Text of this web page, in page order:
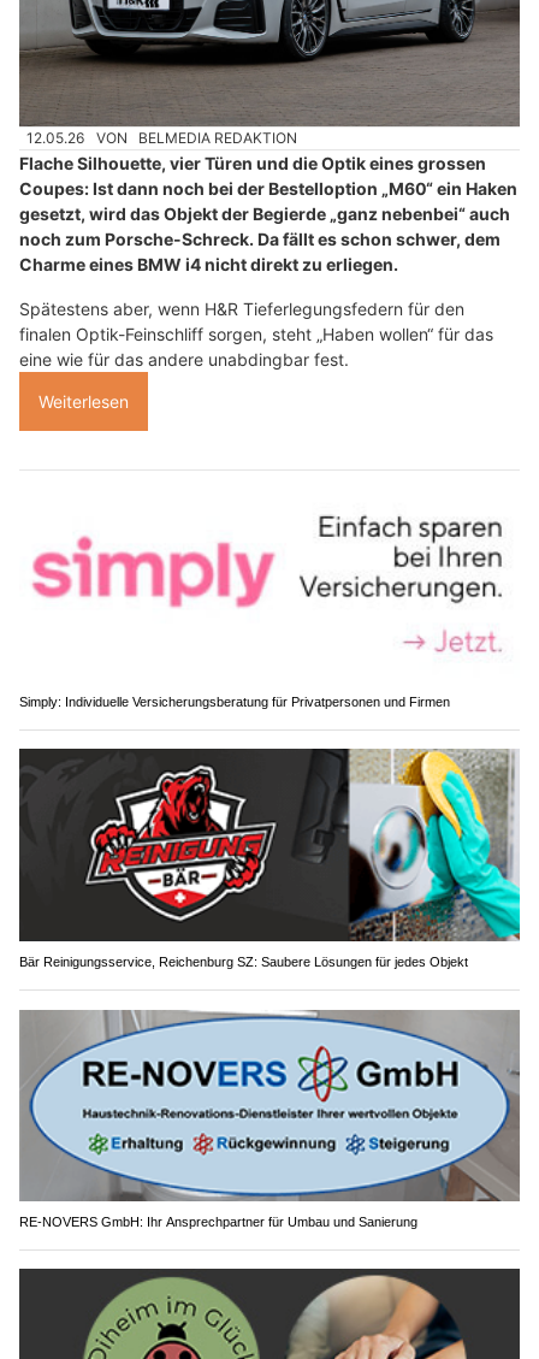
12.05.26 VON BELMEDIA REDAKTION
Flache Silhouette, vier Türen und die Optik eines grossen
Coupes: Ist dann noch bei der Bestelloption „M60“ ein Haken
gesetzt, wird das Objekt der Begierde „ganz nebenbei“ auch
noch zum Porsche-Schreck. Da fällt es schon schwer, dem
Charme eines BMW i4 nicht direkt zu erliegen.
Spätestens aber, wenn H&R Tieferlegungsfedern für den
finalen Optik-Feinschliff sorgen, steht „Haben wollen“ für das
eine wie für das andere unabdingbar fest.
Weiterlesen
Simply: Individuelle Versicherungsberatung für Privatpersonen und Firmen
Bär Reinigungsservice, Reichenburg SZ: Saubere Lösungen für jedes Objekt
RE-NOVERS GmbH: Ihr Ansprechpartner für Umbau und Sanierung